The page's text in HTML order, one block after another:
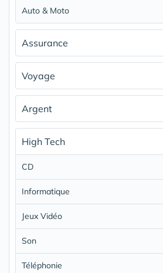
Auto & Moto
Assurance
Voyage
Argent
High Tech
CD
Informatique
Jeux Vidéo
Son
Téléphonie